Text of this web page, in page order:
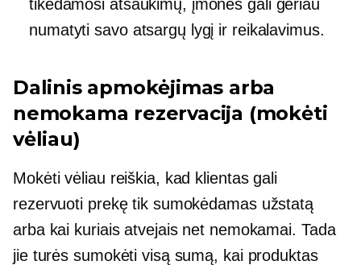
tikėdamosi atšaukimų, įmonės gali geriau
numatyti savo atsargų lygį ir reikalavimus.
Dalinis apmokėjimas arba
nemokama rezervacija (mokėti
vėliau)
Mokėti vėliau reiškia, kad klientas gali
rezervuoti prekę tik sumokėdamas užstatą
arba kai kuriais atvejais net nemokamai. Tada
jie turės sumokėti visą sumą, kai produktas